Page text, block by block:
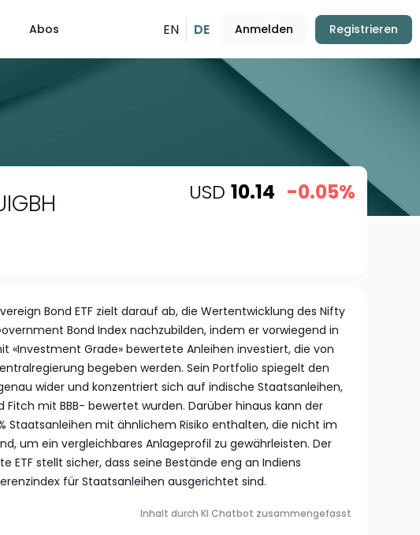
Abos EN DE Anmelden Registrieren
USD 10.14 -0.05%
Bond ETF zielt darauf ab, die Wertentwicklung des Nifty
Bond Index nachzubilden, indem er vorwiegend in
«Investment Grade» bewertete Anleihen investiert, die von
begeben werden. Sein Portfolio spiegelt den
wider und konzentriert sich auf indische Staatsanleihen,
Fitch mit BBB- bewertet wurden. Darüber hinaus kann der
% Staatsanleihen mit ähnlichem Risiko enthalten, die nicht im
um ein vergleichbares Anlageprofil zu gewährleisten. Der
ETF stellt sicher, dass seine Bestände eng an Indiens
für Staatsanleihen ausgerichtet sind.
Inhalt durch KI Chatbot zusammengefasst